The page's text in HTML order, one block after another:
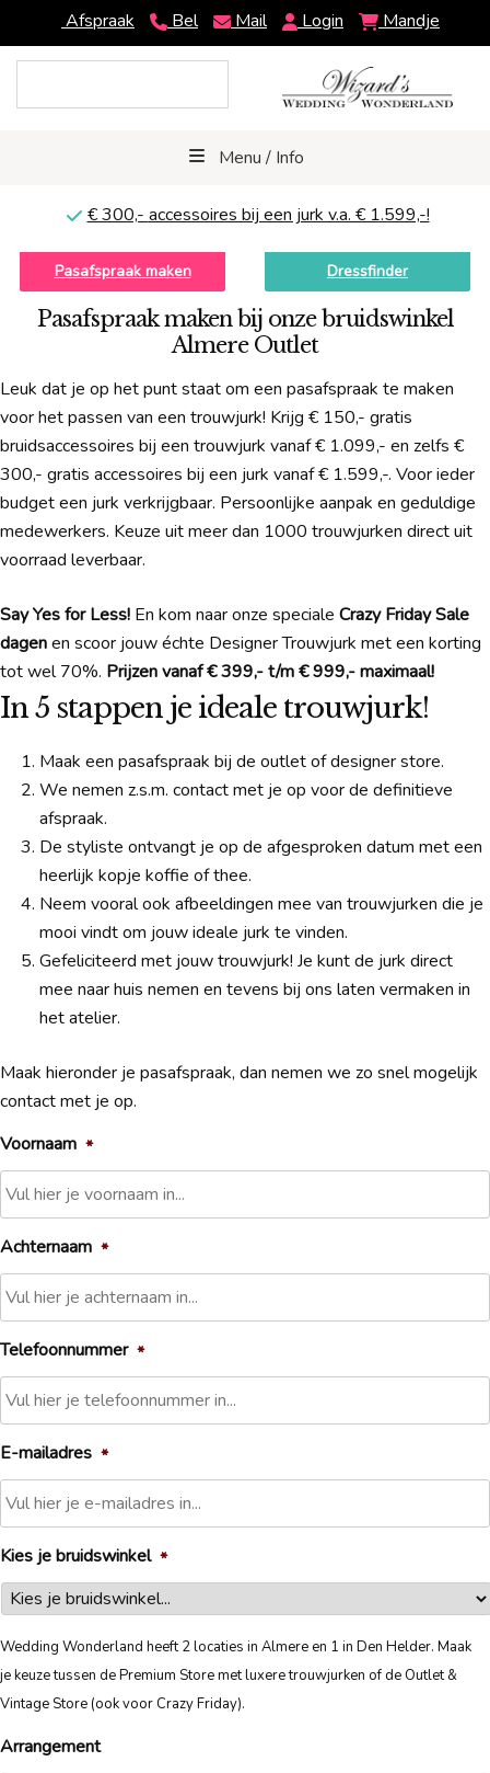
Afspraak Bel Mail Login Mandje
Menu / Info
€ 300,- accessoires bij een jurk v.a. € 1.599,-!
Pasafspraak maken Dressfinder
Pasafspraak maken bij onze bruidswinkel
Almere Outlet
Leuk dat je op het punt staat om een pasafspraak te maken
voor het passen van een trouwjurk! Krijg € 150,- gratis
bruidsaccessoires bij een trouwjurk vanaf € 1.099,- en zelfs €
300,- gratis accessoires bij een jurk vanaf € 1.599,-. Voor ieder
budget een jurk verkrijgbaar. Persoonlijke aanpak en geduldige
medewerkers. Keuze uit meer dan 1000 trouwjurken direct uit
voorraad leverbaar.
Say Yes for Less! En kom naar onze speciale Crazy Friday Sale
dagenen scoor jouw échte Designer Trouwjurk met een korting
tot wel 70%. Prijzen vanaf € 399,- t/m € 999,- maximaal!
In 5 stappen je ideale trouwjurk!
Maak een pasafspraak bij de outlet of designer store.
We nemen z.s.m. contact met je op voor de definitieve
afspraak.
De styliste ontvangt je op de afgesproken datum met een
heerlijk kopje koffie of thee.
Neem vooral ook afbeeldingen mee van trouwjurken die je
mooi vindt om jouw ideale jurk te vinden.
Gefeliciteerd met jouw trouwjurk! Je kunt de jurk direct
mee naar huis nemen en tevens bij ons laten vermaken in
het atelier.
Maak hieronder je pasafspraak, dan nemen we zo snel mogelijk
contact met je op.
Voornaam *
Achternaam *
Telefoonnummer *
E-mailadres *
Kies je bruidswinkel *
Wedding Wonderland heeft 2 locaties in Almere en 1 in Den Helder. Maak
je keuze tussen de Premium Store met luxere trouwjurken of de Outlet &
Vintage Store (ook voor Crazy Friday).
Arrangement